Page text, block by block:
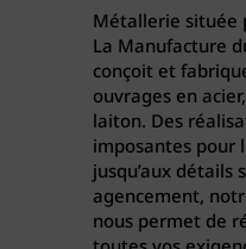
Métallerie située
La Manufacture
conçoit et
ouvrages en
laiton. Des
imposantes
jusqu’aux détails
agencement,
nous permet de